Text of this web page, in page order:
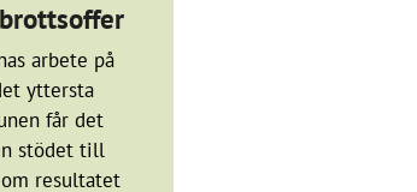
som ligger inom
brottsoffer.
Ett antal
ger främst
genom chat,
arbete på
yttersta
får det
stödet till
resultatet